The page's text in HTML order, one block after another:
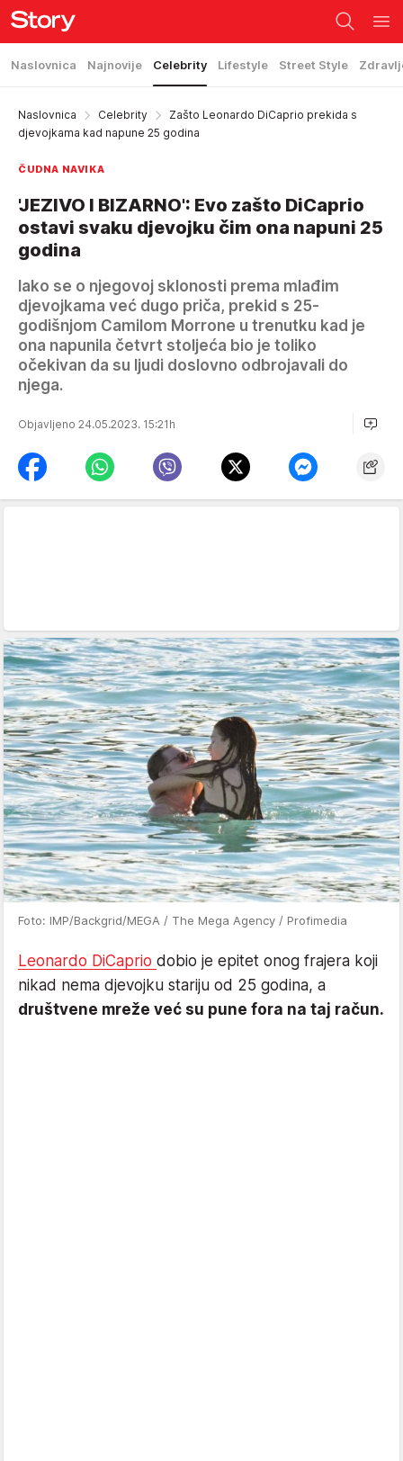
Naslovnica Najnovije Celebrity Lifestyle Street Style
Naslovnica Celebrity
Zašto Leonardo DiCaprio prekida s
djevojkama kad napune 25 godina
ČUDNA NAVIKA
'JEZIVO I BIZARNO': Evo zašto DiCaprio
ostavi svaku djevojku čim ona napuni 25
godina
Iako se o njegovoj sklonosti prema mlađim
djevojkama već dugo priča, prekid s 25-
godišnjom Camilom Morrone u trenutku kad je
ona napunila četvrt stoljeća bio je toliko
očekivan da su ljudi doslovno odbrojavali do
njega.
Objavljeno 24.05.2023. 15:21h
Foto: IMP/Backgrid/MEGA / The Mega Agency / Profimedia
Leonardo DiCaprio dobio je epitet onog frajera koji
nikad nema djevojku stariju od 25 godina, a
društvene mreže već su pune fora na taj račun.